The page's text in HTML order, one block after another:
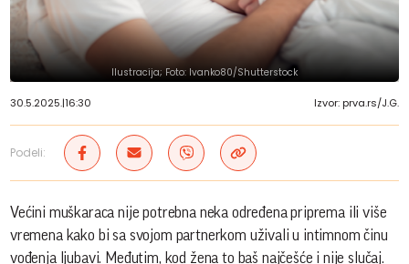
Ilustracija; Foto: Ivanko80/Shutterstock
30.5.2025.|16:30 Izvor: prva.rs/J.G.
Podeli:
Većini muškaraca nije potrebna neka određena priprema ili više
vremena kako bi sa svojom partnerkom uživali u intimnom činu
vođenja ljubavi. Međutim, kod žena to baš najčešće i nije slučaj.